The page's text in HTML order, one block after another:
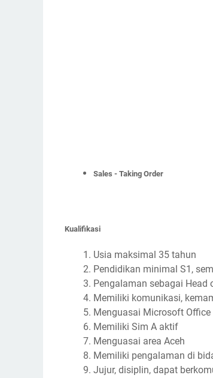
Sales - Taking Order
Kualifikasi
Usia maksimal 35 tahun
Pendidikan minimal S1,
Pengalaman sebagai Head
Memiliki komunikasi,
Menguasai Microsoft Office
Memiliki Sim A aktif
Menguasai area Aceh
Memiliki pengalaman di
Jujur, disiplin, dapat